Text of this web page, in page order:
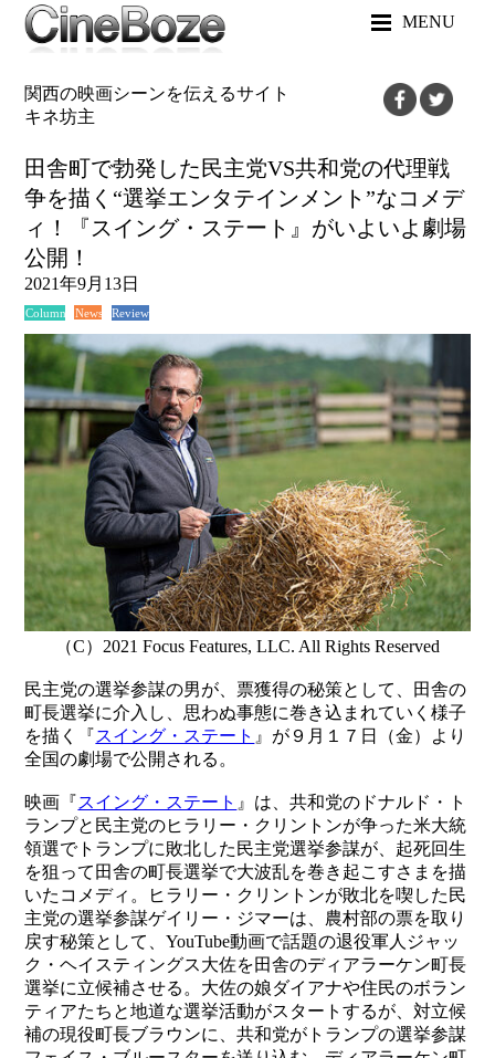
MENU
関西の映画シーンを伝えるサイト
キネ坊主
田舎町で勃発した民主党VS共和党の代理戦
争を描く“選挙エンタテインメント”なコメデ
ィ！『スイング・ステート』がいよいよ劇場
公開！
2021年9月13日
Column News Review
（C）2021 Focus Features, LLC. All Rights Reserved
民主党の選挙参謀の男が、票獲得の秘策として、田舎の
町長選挙に介入し、思わぬ事態に巻き込まれていく様子
を描く『スイング・ステート 』が９月１７日（金）より
全国の劇場で公開される。
映画『スイング・ステート 』は、共和党のドナルド・ト
ランプと民主党のヒラリー・クリントンが争った米大統
領選でトランプに敗北した民主党選挙参謀が、起死回生
を狙って田舎の町長選挙で大波乱を巻き起こすさまを描
いたコメディ。ヒラリー・クリントンが敗北を喫した民
主党の選挙参謀ゲイリー・ジマーは、農村部の票を取り
戻す秘策として、YouTube動画で話題の退役軍人ジャッ
ク・ヘイスティングス大佐を田舎のディアラーケン町長
選挙に立候補させる。大佐の娘ダイアナや住民のボラン
ティアたちと地道な選挙活動がスタートするが、対立候
補の現役町長ブラウンに、共和党がトランプの選挙参謀